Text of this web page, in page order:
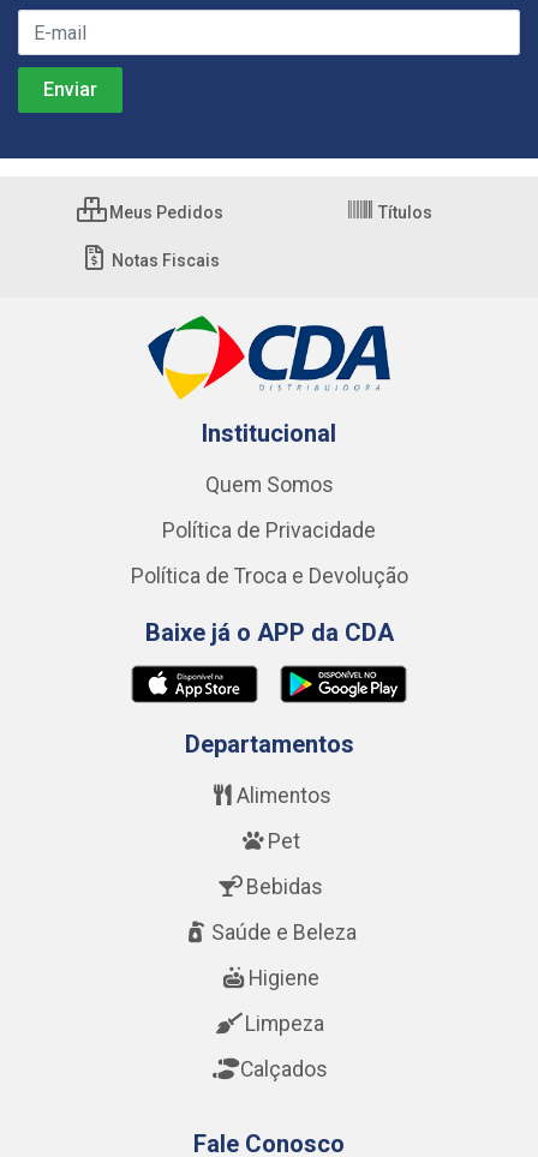
Meus Pedidos Títulos
Notas Fiscais
Institucional
Quem Somos
Política de Privacidade
Política de Troca e Devolução
Baixe já o APP da CDA
Departamentos
Alimentos
Pet
Bebidas
Saúde e Beleza
Higiene
Limpeza
Calçados
Fale Conosco